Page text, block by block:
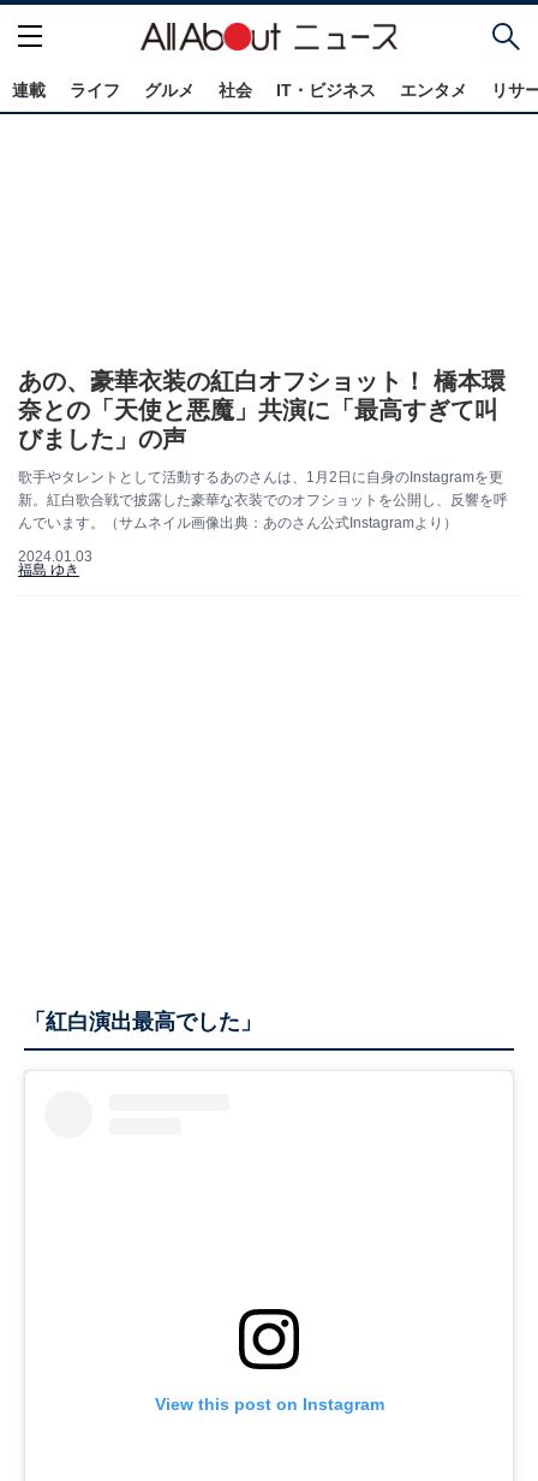
連載 ライフ グルメ 社会 IT・ビジネス エンタメ リサ
あの、豪華衣装の紅白オフショット！ 橋本環
奈との「天使と悪魔」共演に「最高すぎて叫
びました」の声
歌手やタレントとして活動するあのさんは、1月2日に自身のInstagramを更
新。紅白歌合戦で披露した豪華な衣装でのオフショットを公開し、反響を呼
んでいます。（サムネイル画像出典：あのさん公式Instagramより）
2024.01.03
福島 ゆき
「紅白演出最高でした」
View this post on Instagram